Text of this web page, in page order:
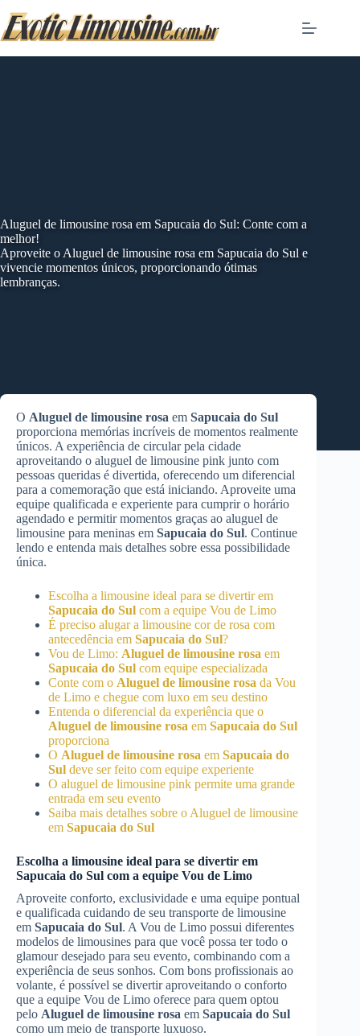
to
content
Aluguel de limousine rosa em Sapucaia do Sul: Conte com a
melhor!
Aproveite o Aluguel de limousine rosa em Sapucaia do Sul e
vivencie momentos únicos, proporcionando ótimas
lembranças.
O Aluguel de limousine rosa em Sapucaia do Sul
proporciona memórias incríveis de momentos realmente
únicos. A experiência de circular pela cidade
aproveitando o aluguel de limousine pink junto com
pessoas queridas é divertida, oferecendo um diferencial
para a comemoração que está iniciando. Aproveite uma
equipe qualificada e experiente para cumprir o horário
agendado e permitir momentos graças ao aluguel de
limousine para meninas em Sapucaia do Sul. Continue
lendo e entenda mais detalhes sobre essa possibilidade
única.
Escolha a limousine ideal para se divertir em
Sapucaia do Sul com a equipe Vou de Limo
É preciso alugar a limousine cor de rosa com
antecedência em Sapucaia do Sul?
Vou de Limo: Aluguel de limousine rosa em
Sapucaia do Sul com equipe especializada
Conte com o Aluguel de limousine rosa da Vou
de Limo e chegue com luxo em seu destino
Entenda o diferencial da experiência que o
Aluguel de limousine rosa em Sapucaia do Sul
proporciona
O Aluguel de limousine rosa em Sapucaia do
Sul deve ser feito com equipe experiente
O aluguel de limousine pink permite uma grande
entrada em seu evento
Saiba mais detalhes sobre o Aluguel de limousine
em Sapucaia do Sul
Escolha a limousine ideal para se divertir em
Sapucaia do Sul com a equipe Vou de Limo
Aproveite conforto, exclusividade e uma equipe pontual
e qualificada cuidando de seu transporte de limousine
em Sapucaia do Sul. A Vou de Limo possui diferentes
modelos de limousines para que você possa ter todo o
glamour desejado para seu evento, combinando com a
experiência de seus sonhos. Com bons profissionais ao
volante, é possível se divertir aproveitando o conforto
que a equipe Vou de Limo oferece para quem optou
pelo Aluguel de limousine rosa em Sapucaia do Sul
como um meio de transporte luxuoso.